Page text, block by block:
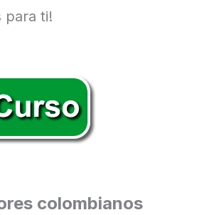
para ti!
colombianos